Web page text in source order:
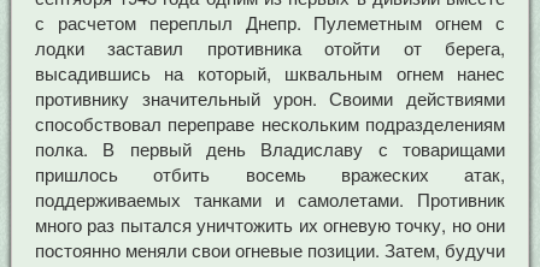
с расчетом переплыл Днепр. Пулеметным огнем с
лодки заставил противника отойти от берега,
высадившись на который, шквальным огнем нанес
противнику значительный урон. Своими действиями
способствовал переправе нескольким подразделениям
полка. В первый день Владиславу с товарищами
пришлось отбить восемь вражеских атак,
поддерживаемых танками и самолетами. Противник
много раз пытался уничтожить их огневую точку, но они
постоянно меняли свои огневые позиции. Затем, будучи